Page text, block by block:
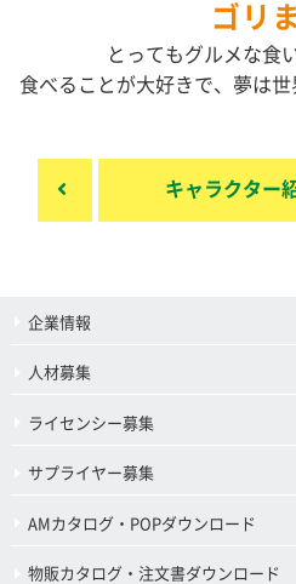
ゴリ
とってもグルメな食
食べることが大好きで、夢は世
キャラクター
企業情報
人材募集
ライセンシー募集
サプライヤー募集
AMカタログ・POPダウンロード
物販カタログ・注文書ダウンロード